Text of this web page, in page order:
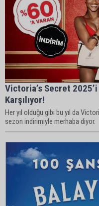
Victoria’s Secret
Karşılıyor!
Her yıl olduğu gibi bu yıl da
sezon indirimiyle merhaba diyor.